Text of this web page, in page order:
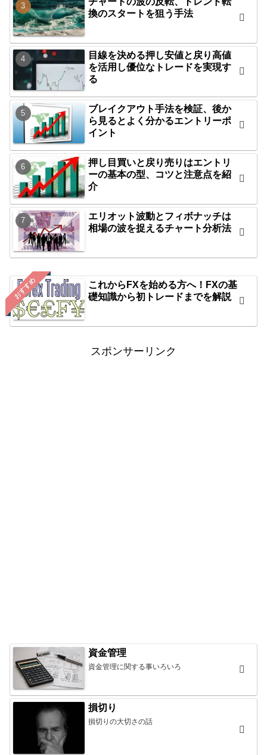
換のスタートを狙う手法
目線を決める押し安値と戻り高値
を活用し優位なトレードを実現す
る
ブレイクアウト手法を検証、後か
ら見るとよく分かるエントリーポ
イント
押し目買いと戻り売りはエントリ
ーの基本の型、コツと注意点を紹
介
エリオット波動とフィボナッチは
相場の波を捉えるチャート分析法
おすすめ
これからFXを始める方へ！FXの基
礎知識から初トレードまでを解説
スポンサーリンク
資金管理
資金管理に関する事いろいろ
損切り
損切りの大切さの話